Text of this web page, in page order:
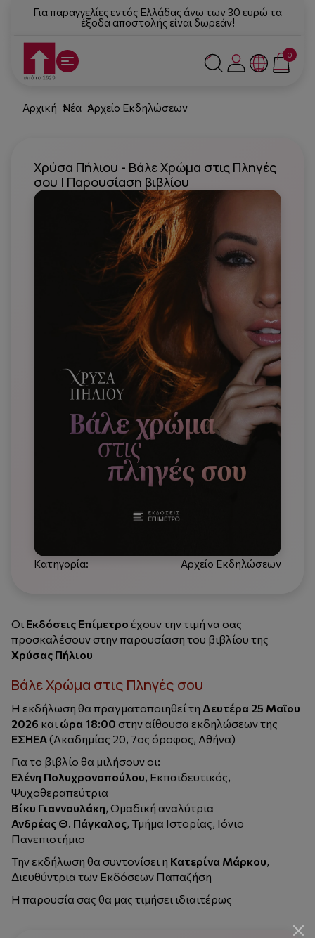
Για παραγγελίες εντός Ελλάδας άνω των 30 ευρώ τα
έξοδα αποστολής είναι δωρεάν!
0
Αρχική Νέα Αρχείο Εκδηλώσεων
Χρύσα Πήλιου - Βάλε Χρώμα στις Πληγές
σου | Παρουσίαση βιβλίου
Κατηγορία: Αρχείο Εκδηλώσεων
Οι Εκδόσεις Επίμετρο έχουν την τιμή να σας
προσκαλέσουν στην παρουσίαση του βιβλίου της
Χρύσας Πήλιου
Βάλε Χρώμα στις Πληγές σου
Η εκδήλωση θα πραγματοποιηθεί τη Δευτέρα 25 Μαΐου
2026 και ώρα 18:00 στην αίθουσα εκδηλώσεων της
ΕΣΗΕΑ(Ακαδημίας 20, 7ος όροφος, Αθήνα)
Για το βιβλίο θα μιλήσουν οι:
Ελένη Πολυχρονοπούλου, Εκπαιδευτικός,
Ψυχοθεραπεύτρια
Βίκυ Γιαννουλάκη, Ομαδική αναλύτρια
Ανδρέας Θ. Πάγκαλος, Τμήμα Ιστορίας, Ιόνιο
Πανεπιστήμιο
Την εκδήλωση θα συντονίσει η Κατερίνα Μάρκου,
Διευθύντρια των Εκδόσεων Παπαζήση
Η παρουσία σας θα μας τιμήσει ιδιαιτέρως